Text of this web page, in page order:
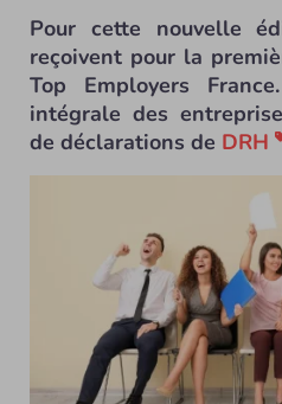
Pour cette nouvelle
reçoivent pour la
Top Employers
intégrale des
de déclarations de DRH